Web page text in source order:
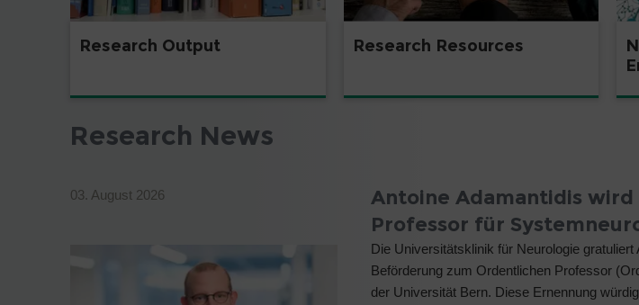
Research Output Research Resources
Research News
03. August 2026
Antoine Adamantidis
Professor für
Die Universitätsklinik für Neurologie
Beförderung zum Ordentlichen Professor
der Universität Bern. Diese Ernennung